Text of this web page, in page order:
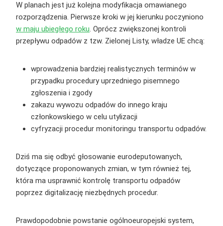
W planach jest już kolejna modyfikacja omawianego
rozporządzenia. Pierwsze kroki w jej kierunku poczyniono
w maju ubiegłego roku. Oprócz zwiększonej kontroli
przepływu odpadów z tzw. Zielonej Listy, władze UE chcą:
wprowadzenia bardziej realistycznych terminów w
przypadku procedury uprzedniego pisemnego
zgłoszenia i zgody
zakazu wywozu odpadów do innego kraju
członkowskiego w celu utylizacji
cyfryzacji procedur monitoringu transportu odpadów.
Dziś ma się odbyć głosowanie eurodeputowanych,
dotyczące proponowanych zmian, w tym również tej,
która ma usprawnić kontrolę transportu odpadów
poprzez digitalizację niezbędnych procedur.
Prawdopodobnie powstanie ogólnoeuropejski system,